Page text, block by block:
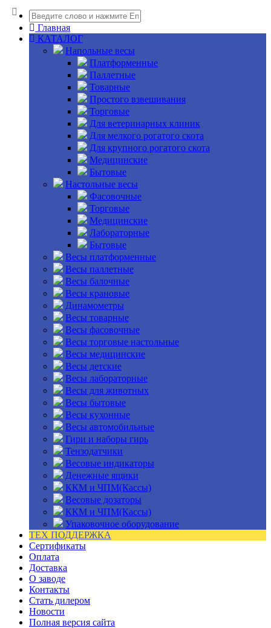
Главная
КАТАЛОГ
Напольные весы
Платформенные
Паллетные
Товарные
Простого взвешивания
Торговые
Для ветеринарных клиник
Для мелкого рогатого скота
Для крупного рогатого скота
Медицинские
Бытовые
Настольные весы
Фасовочные
Торговые
Медицинские
Лабораторные
Бытовые
Весы платформенные
Весы паллетные
Весы балочные
Весы крановые
Динамометры
Весы товарные
Весы фасовочные
Весы торговые настольные
Весы медицинские
Весы детские
Весы лабораторные
Весы для животных
Весы бытовые
Весы кухонные
Весы автомобильные
Гири и наборы гирь
Тензодатчики
Весовые индикаторы
Денежные ящики
ККМ и ЧПМ(Кассы)
Весовые дозаторы
ККМ и ЧПМ(Кассы)
Упаковочное оборудование
ТЕХ ПОДДЕРЖКА
Сертификаты
Оплата
Доставка
О заводе
Контакты
Стать дилером
Новости
Полная версия сайта